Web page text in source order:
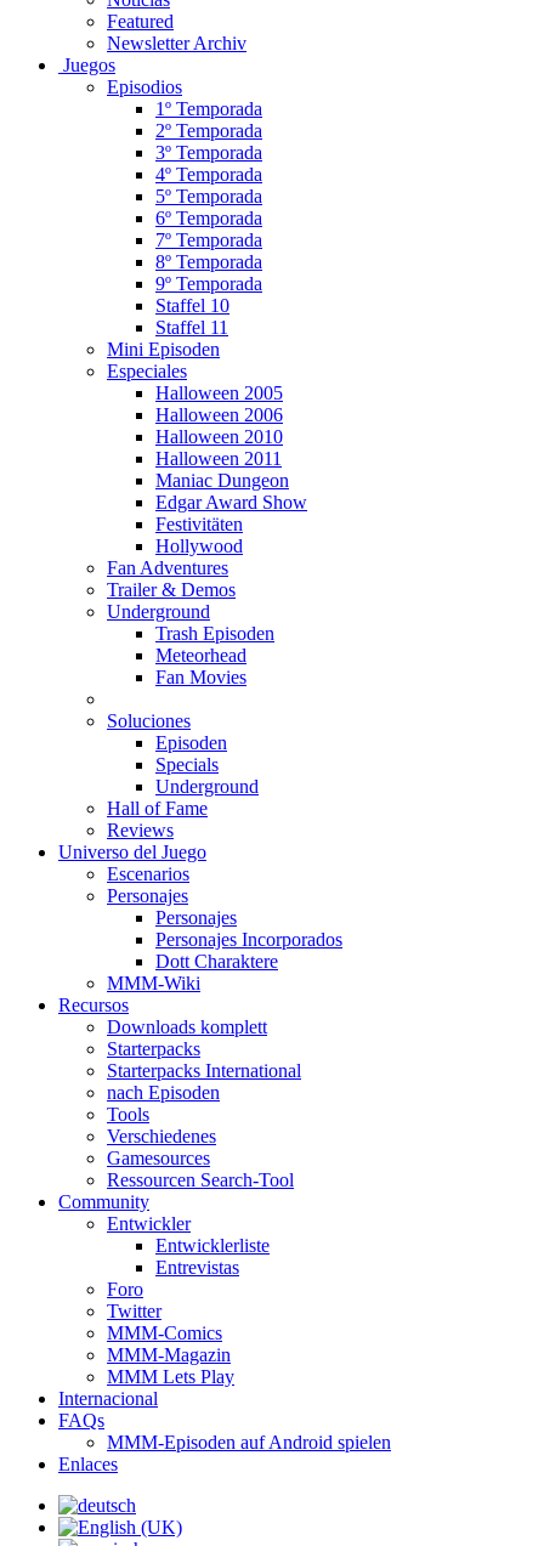
Featured
Newsletter Archiv
Juegos
Episodios
1º Temporada
2º Temporada
3º Temporada
4º Temporada
5º Temporada
6º Temporada
7º Temporada
8º Temporada
9º Temporada
Staffel 10
Staffel 11
Mini Episoden
Especiales
Halloween 2005
Halloween 2006
Halloween 2010
Halloween 2011
Maniac Dungeon
Edgar Award Show
Festivitäten
Hollywood
Fan Adventures
Trailer & Demos
Underground
Trash Episoden
Meteorhead
Fan Movies
Soluciones
Episoden
Specials
Underground
Hall of Fame
Reviews
Universo del Juego
Escenarios
Personajes
Personajes
Personajes Incorporados
Dott Charaktere
MMM-Wiki
Recursos
Downloads komplett
Starterpacks
Starterpacks International
nach Episoden
Tools
Verschiedenes
Gamesources
Ressourcen Search-Tool
Community
Entwickler
Entwicklerliste
Entrevistas
Foro
Twitter
MMM-Comics
MMM-Magazin
MMM Lets Play
Internacional
FAQs
MMM-Episoden auf Android spielen
Enlaces